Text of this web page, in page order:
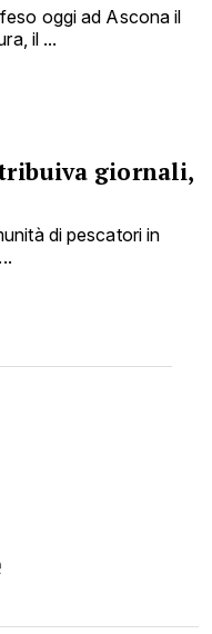
oggi ad Ascona il
il ...
giornali,
di pescatori in